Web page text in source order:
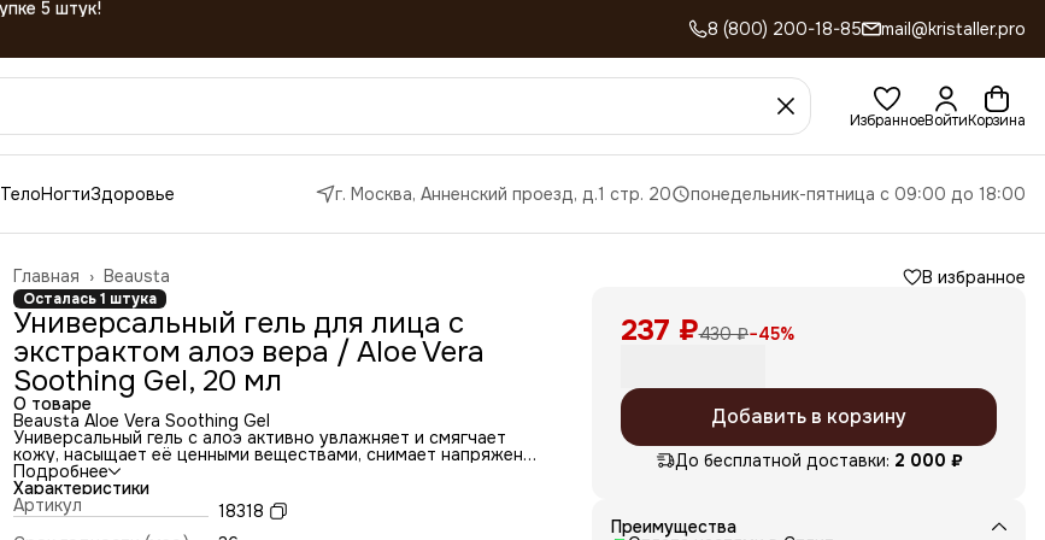
8 (800) 200-18-85 mail@kristaller.pro
ИзбранноеВойтиКорзина
ТелоНогтиЗдоровье г. Москва, Анненский проезд, д.1 стр. 20 понедельник-пятница с 09:00 до 18:00
Beausta
Главная ›
Осталась 1 штука
Универсальный гель для лица с
экстрактом алоэ вера / Aloe Vera
Soothing Gel, 20 мл
О товаре
Beausta Aloe Vera Soothing Gel
Универсальный гель с алоэ активно увлажняет и смягчает
кожу, насыщает её ценными веществами, снимает напряжения
и стресс, защищает от негативных факторов, омолаживает и
восстанавливает.
#Активные ингредиенты
Гидролат алоэ активно восстанавливает здоровье кожи,
Подробнее
Характеристики
Артикул
18318
В избранное
237 ₽430 ₽−45%
Добавить в корзину
До бесплатной доставки: 2 000 ₽
Преимущества